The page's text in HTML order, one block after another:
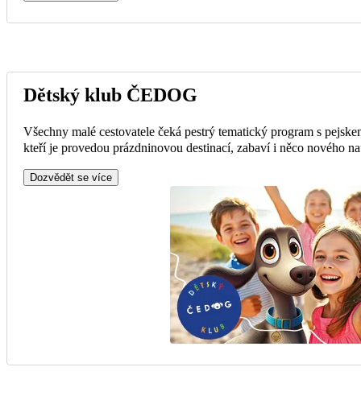
Dětský klub ČEDOG
Všechny malé cestovatele čeká pestrý tematický program s
kteří je provedou prázdninovou destinací, zabaví i něco nového
Dozvědět se více